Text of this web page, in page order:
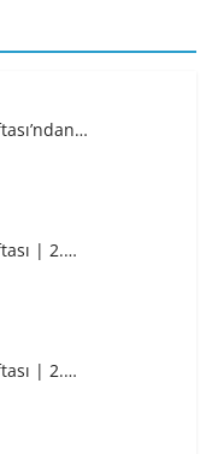
| 2.…
| 2.…